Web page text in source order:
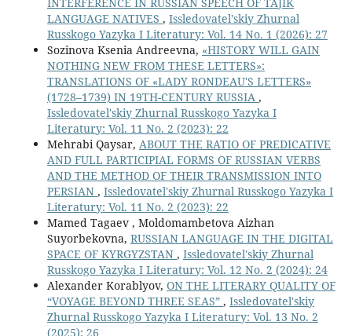
LANGUAGE NATIVES , Issledovatel'skiy Zhurnal
Russkogo Yazyka I Literatury: Vol. 14 No. 1 (2026): 27
Sozinova Ksenia Andreevna, «HISTORY WILL GAIN
NOTHING NEW FROM THESE LETTERS»:
TRANSLATIONS OF «LADY RONDEAU'S LETTERS»
(1728–1739) IN 19TH-CENTURY RUSSIA ,
Issledovatel'skiy Zhurnal Russkogo Yazyka I
Literatury: Vol. 11 No. 2 (2023): 22
Mehrabi Qaysar, ABOUT THE RATIO OF PREDICATIVE
AND FULL PARTICIPIAL FORMS OF RUSSIAN VERBS
AND THE METHOD OF THEIR TRANSMISSION INTO
PERSIAN , Issledovatel'skiy Zhurnal Russkogo Yazyka I
Literatury: Vol. 11 No. 2 (2023): 22
Mamed Tagaev , Moldomambetova Aizhan
Suyorbekovna, RUSSIAN LANGUAGE IN THE DIGITAL
SPACE OF KYRGYZSTAN , Issledovatel'skiy Zhurnal
Russkogo Yazyka I Literatury: Vol. 12 No. 2 (2024): 24
Alexander Korablyov, ON THE LITERARY QUALITY OF
“VOYAGE BEYOND THREE SEAS” , Issledovatel'skiy
Zhurnal Russkogo Yazyka I Literatury: Vol. 13 No. 2
(2025): 26